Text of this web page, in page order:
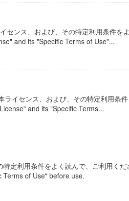
ンス、および、その特定利用条件を
and its "Specific Terms of Use"...
イセンス、および、その特定利用条件
and its "Specific Terms...
定利用条件をよく読んで、ご利用くだ
Terms of Use" before use.